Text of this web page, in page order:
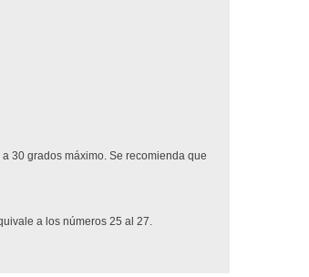
30 grados máximo. Se recomienda que
a los números 25 al 27.